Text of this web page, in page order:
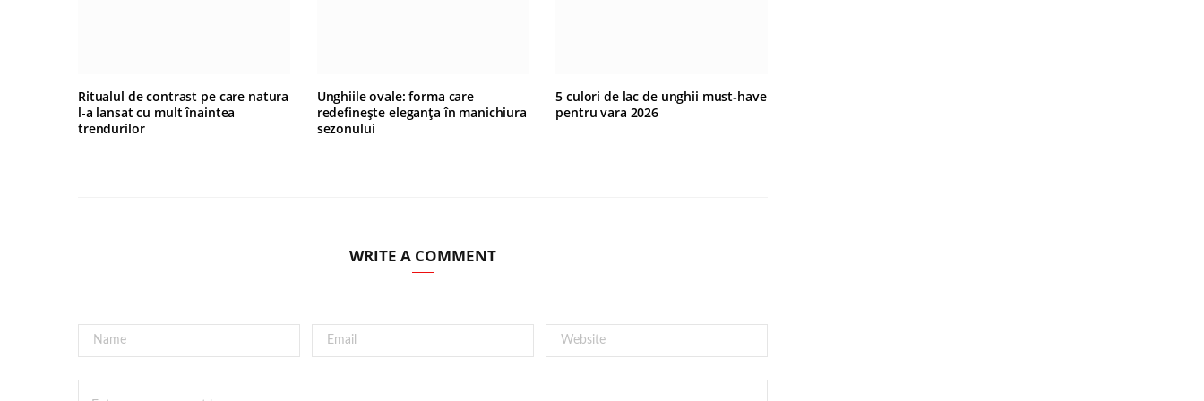
Ritualul de contrast pe care natura
l-a lansat cu mult înaintea
trendurilor
Unghiile ovale: forma care
redefinește eleganța în manichiura
sezonului
5 culori de lac de unghii must‑have
pentru vara 2026
WRITE A COMMENT